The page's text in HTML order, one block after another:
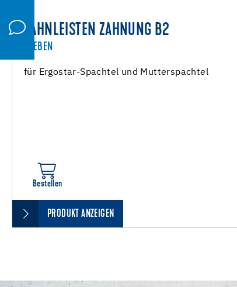
ZAHNLEISTEN ZAHNUNG B2
KLEBEN
für Ergostar-Spachtel und Mutterspachtel
Bestellen
PRODUKT ANZEIGEN